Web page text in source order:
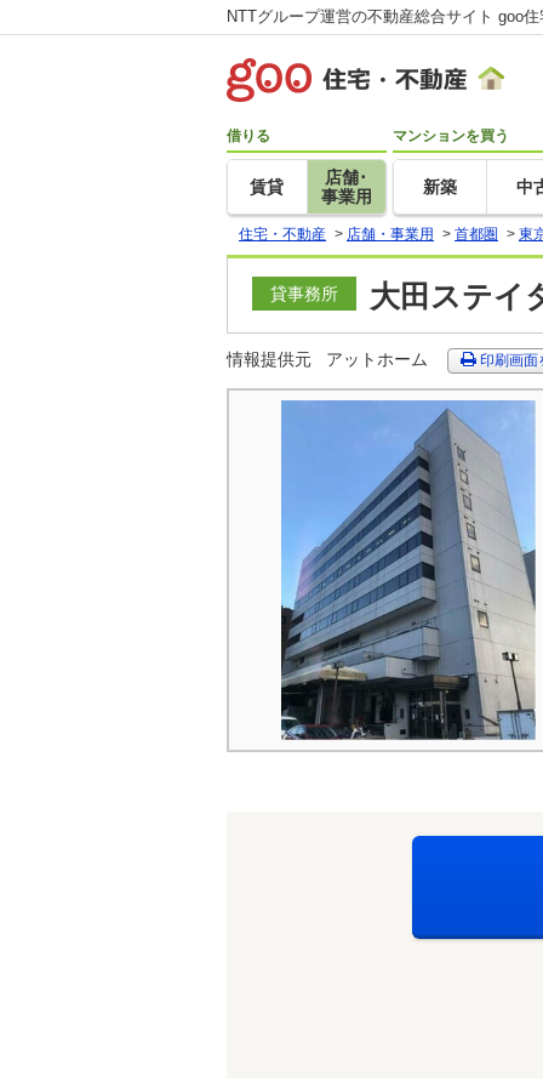
NTTグループ運営の不動産総合サイト goo
借りる
賃貸
店舗･
事業用
マンションを買う
新築 中
住宅・不動産 > 店舗・事業用 > 首都圏 > 東
貸事務所 大田ステイ
情報提供元 アットホーム 印刷画面